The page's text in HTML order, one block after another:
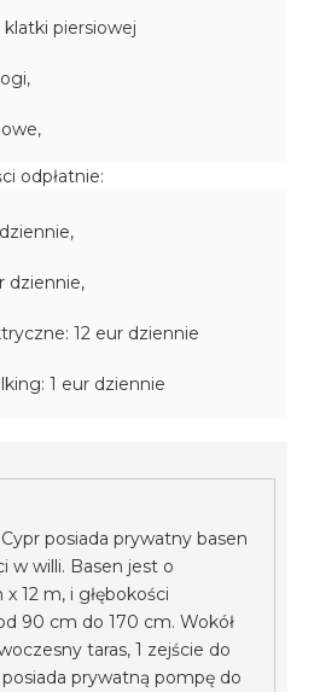
piersiowej
odpłatnie:
dziennie,
12 eur dziennie
1 eur dziennie
posiada prywatny basen
w willi. Basen jest o
12 m, i głębokości
90 cm do 170 cm. Wokół
taras, 1 zejście do
prywatną pompę do